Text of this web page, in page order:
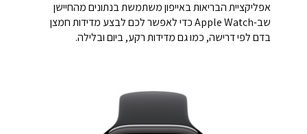
אפליקציית הבריאות באייפון משתמשת בנתונים מהחיישן
שב-Apple Watch כדי לאפשר לכם לבצע מדידות חמצן
בדם לפי דרישה, כמו גם מדידות רקע, ביום ובלילה.